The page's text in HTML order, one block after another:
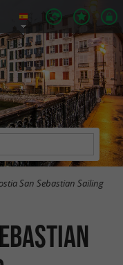
San Sebastian Sailing